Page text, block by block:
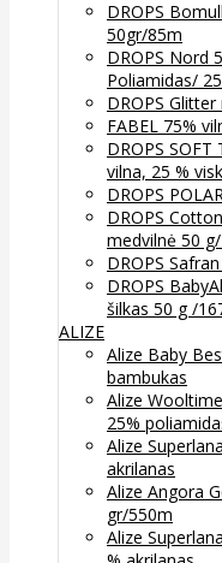
DROPS
50gr/85m
DROPS Nord
Poliamidas/
DROPS
FABEL 75%
DROPS
vilna, 25 %
DROPS
DROPS
medvilnė 50
DROPS
DROPS
šilkas 50 g /
ALIZE
Alize Baby
bambukas
Alize
25%
Alize
akrilanas
Alize Angora
gr/550m
Alize